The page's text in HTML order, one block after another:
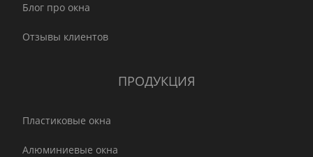
Блог про окна
Отзывы клиентов
ПРОДУКЦИЯ
Пластиковые окна
Алюминиевые окна